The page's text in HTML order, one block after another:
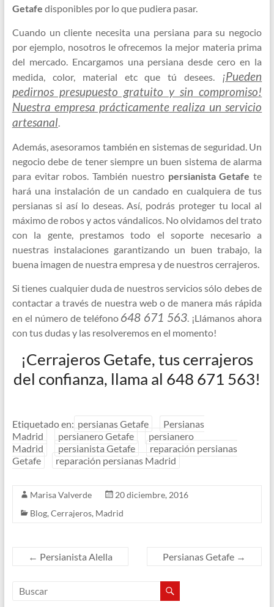
Getafe disponibles por lo que pudiera pasar.
Cuando un cliente necesita una persiana para su negocio
por ejemplo, nosotros le ofrecemos la mejor materia prima
del mercado. Encargamos una persiana desde cero en la
medida, color, material etc que tú desees. ¡Pueden
pedirnos presupuesto gratuito y sin compromiso!
Nuestra empresa prácticamente realiza un servicio
artesanal
Además, asesoramos también en sistemas de seguridad. Un
negocio debe de tener siempre un buen sistema de alarma
para evitar robos. También nuestropersianista Getafe te
hará una instalación de un candado en cualquiera de tus
persianas si así lo deseas. Así, podrás proteger tu local al
máximo de robos y actos vándalicos. No olvidamos del trato
con la gente, prestamos todo el soporte necesario a
nuestras instalaciones garantizando un buen trabajo, la
buena imagen de nuestra empresa y de nuestros cerrajeros.
Si tienes cualquier duda de nuestros servicios sólo debes de
contactar a través de nuestra web o de manera más rápida
en el número de teléfono 648 671 563 . ¡Llámanos ahora
con tus dudas y las resolveremos en el momento!
¡Cerrajeros Getafe, tus cerrajeros
del confianza, llama al 648 671 563!
Etiquetado en: persianas Getafe
Persianas
Madrid
persianero Getafe
persianero
Madrid
persianista Getafe
reparación persianas
Getafe
reparación persianas Madrid
Marisa Valverde
20 diciembre, 2016
Blog, Cerrajeros, Madrid
← Persianista Alella Persianas Getafe →